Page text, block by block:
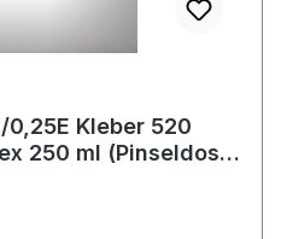
0,25E Kleber 520
250 ml (Pinseldose)